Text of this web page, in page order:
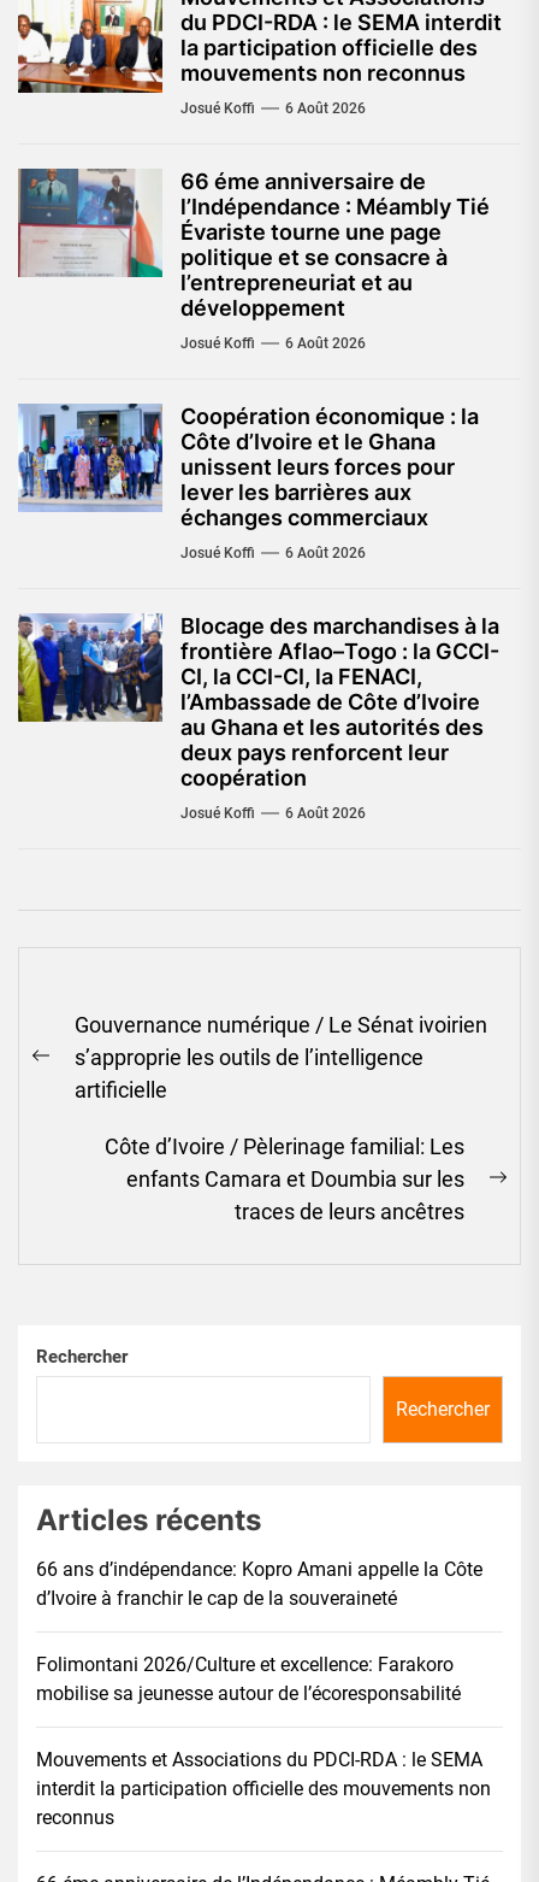
du PDCI-RDA : le SEMA interdit
la participation officielle des
mouvements non reconnus
Josué Koffi 6 Août 2026
66 éme anniversaire de
l’Indépendance : Méambly Tié
Évariste tourne une page
politique et se consacre à
l’entrepreneuriat et au
développement
Josué Koffi 6 Août 2026
Coopération économique : la
Côte d’Ivoire et le Ghana
unissent leurs forces pour
lever les barrières aux
échanges commerciaux
Josué Koffi 6 Août 2026
Blocage des marchandises à la
frontière Aflao–Togo : la GCCI-
CI, la CCI-CI, la FENACI,
l’Ambassade de Côte d’Ivoire
au Ghana et les autorités des
deux pays renforcent leur
coopération
Josué Koffi 6 Août 2026
de
l’article
Previous
post:
Gouvernance numérique / Le Sénat ivoirien
s’approprie les outils de l’intelligence
artificielle
Côte d’Ivoire / Pèlerinage familial: Les
enfants Camara et Doumbia sur les
traces de leurs ancêtres
Rechercher
Rechercher
Articles récents
66 ans d’indépendance: Kopro Amani appelle la Côte
d’Ivoire à franchir le cap de la souveraineté
Folimontani 2026/Culture et excellence: Farakoro
mobilise sa jeunesse autour de l’écoresponsabilité
Mouvements et Associations du PDCI-RDA : le SEMA
interdit la participation officielle des mouvements non
reconnus